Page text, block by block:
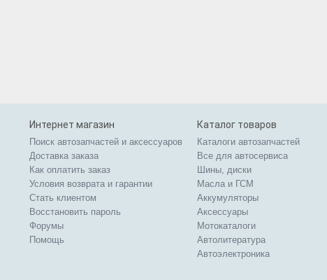
Интернет магазин
Поиск автозапчастей и аксессуаров
Доставка заказа
Как оплатить заказ
Условия возврата и гарантии
Стать клиентом
Восстановить пароль
Форумы
Помощь
Каталог товаров
Каталоги автозапчастей
Все для автосервиса
Шины, диски
Масла и ГСМ
Аккумуляторы
Аксессуары
Мотокаталоги
Автолитература
Автоэлектроника